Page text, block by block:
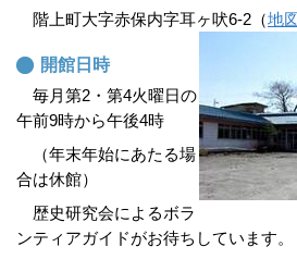
階上町大字赤保内字耳ヶ吠6-2（地
開館日時
毎月第2・第4火曜日の
午前9時から午後4時
（年末年始にあたる場
合は休館）
歴史研究会によるボラ
ンティアガイドがお待ちしています。